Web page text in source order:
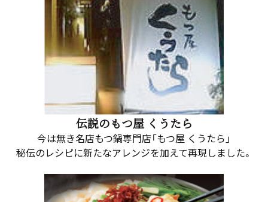
伝説のもつ屋 くうたら
今は無き名店もつ鍋専門店「もつ屋 くうたら」
秘伝のレシピに新たなアレンジを加えて再現しました。